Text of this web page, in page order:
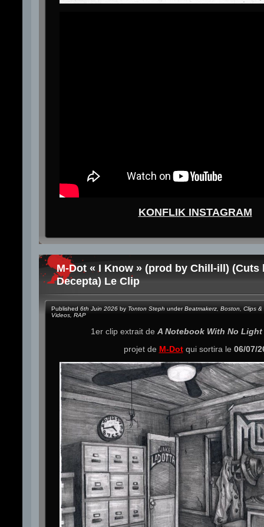
KONFLIK INSTAGRAM
M-Dot « I Know » (prod by Chill-ill) (Cuts
Decepta) Le Clip
Published 6th Juin 2026 by Tonton Steph underBeatmakerz Boston
Clips &
Videos RAP
1er clip extrait de A Notebook With No Light
projet de M-Dotqui sortira le 06/07/